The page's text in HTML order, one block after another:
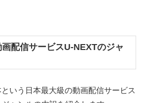
配信サービスU-NEXTのジャ
いう日本最大級の動画配信サービス